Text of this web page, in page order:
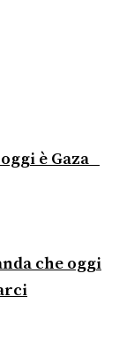
è Gaza
che oggi